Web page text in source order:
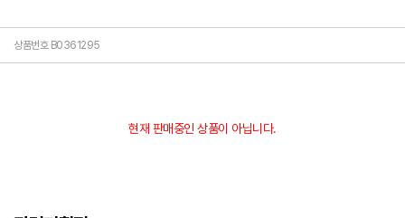
상품번호 B0361295
현재 판매중인 상품이 아닙니다.